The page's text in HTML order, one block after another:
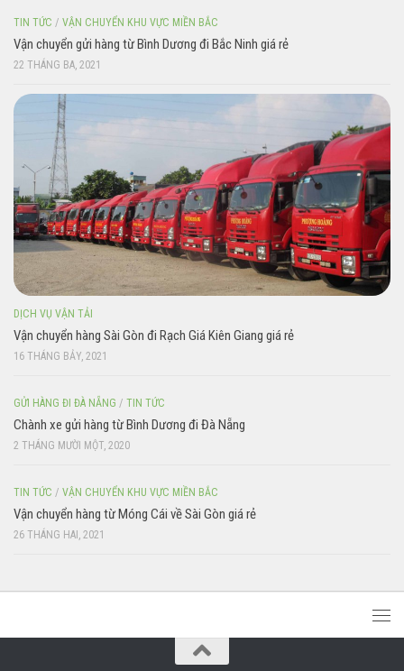
TIN TỨC / VẬN CHUYỂN KHU VỰC MIỀN BẮC
Vận chuyển gửi hàng từ Bình Dương đi Bắc Ninh giá rẻ
22 THÁNG BA, 2021
DỊCH VỤ VẬN TẢI
Vận chuyển hàng Sài Gòn đi Rạch Giá Kiên Giang giá rẻ
16 THÁNG BẢY, 2021
GỬI HÀNG ĐI ĐÀ NẴNG / TIN TỨC
Chành xe gửi hàng từ Bình Dương đi Đà Nẵng
2 THÁNG MƯỜI MỘT, 2020
TIN TỨC / VẬN CHUYỂN KHU VỰC MIỀN BẮC
Vận chuyển hàng từ Móng Cái về Sài Gòn giá rẻ
26 THÁNG HAI, 2021